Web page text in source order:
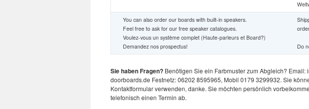
You can also order our boards with built-in speakers.
Feel free to ask for our free speaker catalogues.
Voulez-vous un système complet (Haute-parleurs et Board?)
Demandez nos prospectus!
Do
Sie haben Fragen? Benötigen Sie ein Farbmuster zum Abgleich?
doorboards.de Festnetz: 06202 8595965, Mobil 0179 3299932. Sie
Kontaktformular verwenden, danke. Sie möchten persönlich
telefonisch einen Termin ab.